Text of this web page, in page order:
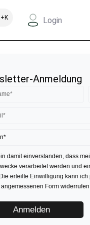
Login
Anmeldung
damit einverstanden, dass
verarbeitet werden und
erteilte Einwilligung kann
Form widerrufen.
Anmelden